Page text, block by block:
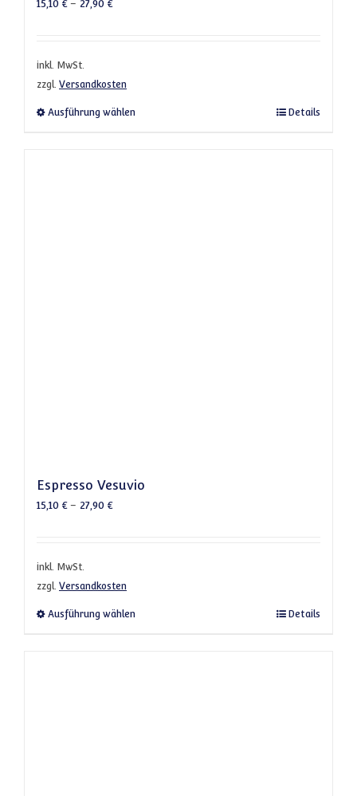
15,10 €– 27,90 €
inkl. MwSt.
zzgl. Versandkosten
Ausführung wählen Dieses Produkt weist mehrere Varianten
Details
Espresso Vesuvio
15,10 €– 27,90 €
inkl. MwSt.
zzgl. Versandkosten
Ausführung wählen Dieses Produkt weist mehrere Varianten
Details